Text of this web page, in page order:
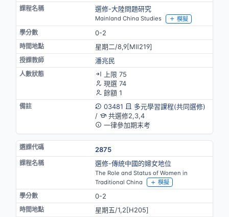
選修-大陸問題研究
Mainland China Studies 模擬
0-2
星期二/8,9[MⅡ219]
潘兆民
上限 75
現選 74
餘額 1
03481
多元學習課程(共同選修)
/
共選修2,3,4
一律參加期末考
2875
選修-傳統中國的婦女地位
The Role and Status of Women in
Traditional China
模擬
0-2
星期五/1,2[H205]